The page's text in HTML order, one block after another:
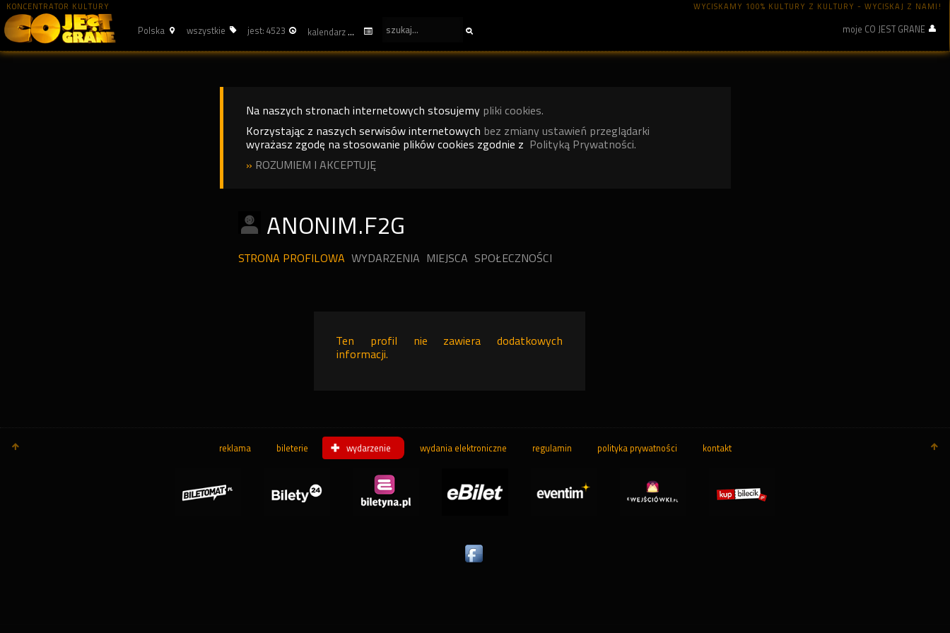
KONCENTRATOR KULTURY WYCISKAMY 100% KULTURY Z KULTURY - WYCISKAJ Z NAMI!
Polska wszystkie jest: 4523 kalendarz moje CO JEST GRANE
Na naszych stronach internetowych stosujemy pliki cookies.
Korzystając z naszych serwisów internetowych bez zmiany ustawień przeglądarki
wyrażasz zgodę na stosowanie plików cookies zgodnie z Polityką Prywatności.
» ROZUMIEM I AKCEPTUJĘ
ANONIM.F2G
STRONA PROFILOWA WYDARZENIA MIEJSCA SPOŁECZNOŚCI
Ten profil nie zawiera dodatkowych
informacji.
reklama bileterie wydarzenie wydania elektroniczne regulamin polityka prywatności kontakt